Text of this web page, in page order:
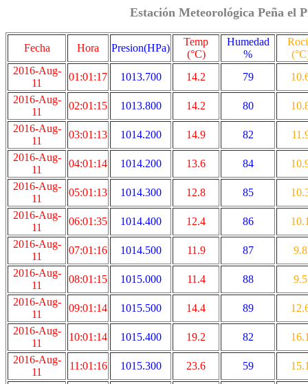
Estación Meteorológica Peña el
Fecha Hora Presion(HPa)
Temp
(°C)
Humedad
%
2016-Aug-
11
01:01:17 1013.700 14.2 79
2016-Aug-
11
02:01:15 1013.800 14.2 80
2016-Aug-
11
03:01:13 1014.200 14.9 82
2016-Aug-
11
04:01:14 1014.200 13.6 84
2016-Aug-
11
05:01:13 1014.300 12.8 85
2016-Aug-
11
06:01:35 1014.400 12.4 86
2016-Aug-
11
07:01:16 1014.500 11.9 87
9.8
2016-Aug-
11
08:01:15 1015.000 11.4 88
9.5
2016-Aug-
11
09:01:14 1015.500 14.4 89
2016-Aug-
11
10:01:14 1015.400 19.2 82
2016-Aug-
11
11:01:16 1015.300 23.6 59